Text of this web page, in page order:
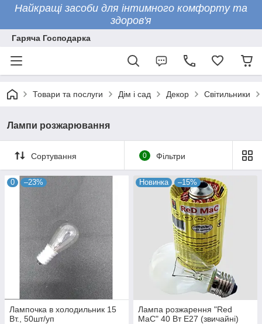
Найкращі засоби для інтимного комфорту та
здоров'я
Гаряча Господарка
Товари та послуги Дім і сад Декор Світильники
Лампи розжарювання
Сортування 0 Фільтри
0 –23%
Лампочка в холодильник 15
Вт., 50шт/уп
Новинка –15%
Лампа розжарення "Red
MaC" 40 Вт Е27 (звичайні)